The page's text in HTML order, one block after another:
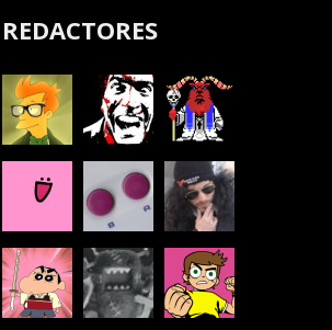
REDACTORES